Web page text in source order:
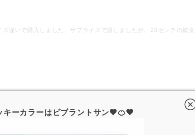
ズ違いで購入しました。サプライズで渡しましたが、23センチの彼
履きやすいデザインですね。さっと履けるトングサンダル、上品で気
キーカラーはビブラントサン🧡🍊🧡